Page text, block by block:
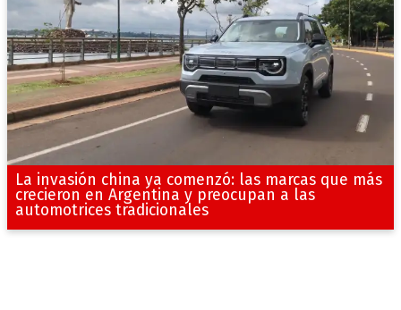
La invasión china ya comenzó: las marcas que más
crecieron en Argentina y preocupan a las
automotrices tradicionales